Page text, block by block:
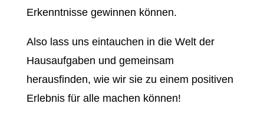
Erkenntnisse gewinnen können.
Also lass uns eintauchen in die Welt der
Hausaufgaben und gemeinsam
herausfinden, wie wir sie zu einem positiven
Erlebnis für alle machen können!